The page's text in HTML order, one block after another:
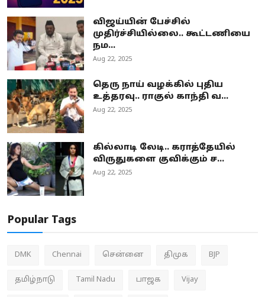
விஜய்யின் பேச்சில்
முதிர்ச்சியில்லை.. கூட்டணியை
நம...
Aug 22, 2025
தெரு நாய் வழக்கில் புதிய
உத்தரவு.. ராகுல் காந்தி வ...
Aug 22, 2025
கில்லாடி லேடி.. கராத்தேயில்
விருதுகளை குவிக்கும் ச...
Aug 22, 2025
Popular Tags
DMK Chennai சென்னை திமுக BJP
தமிழ்நாடு Tamil Nadu பாஜக Vijay